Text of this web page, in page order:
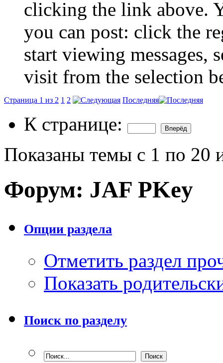
clicking the link above.
you can post: click the
start viewing messages,
visit from the selection
Страница 1 из 2 1 2 Последняя
К странице:
Показаны темы с 1 по 20
Форум: JAF PKey
Опции раздела
Отметить раздел
Показать
Поиск по разделу